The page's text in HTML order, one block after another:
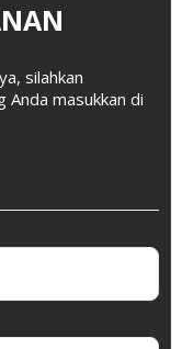
silahkan
Anda masukkan di